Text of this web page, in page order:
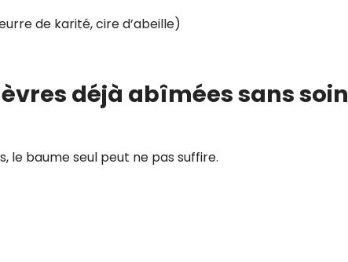
de karité, cire d’abeille)
déjà abîmées sans soin
le baume seul peut ne pas suffire.